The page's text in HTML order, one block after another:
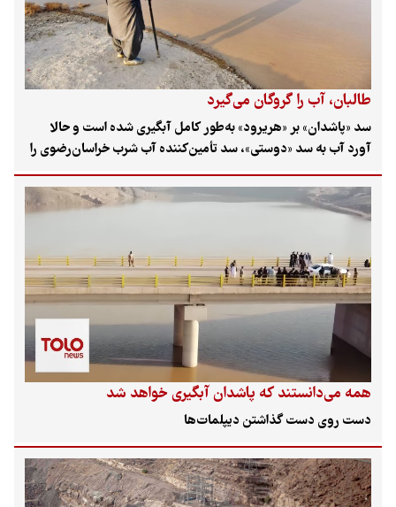
طالبان، آب را گروگان می‌گیرد
سد «پاشدان» بر «هریرود» به‌طور کامل آبگیری شده است و حالا
آورد آب به سد «دوستی»، سد تأمین‌کننده آب شرب خراسان‌رضوی را
تا حدود قابل‌توجهی کاهش داده است. هم‌زمان خبرها حاکی از
شروع برنامه‌ریزی برای سد جدیدی بر خاشرود است. همچنین،
خبرهای نگران‌کننده‌ای از برنامه‌ریزی برای توسعه سد «قلعه‌افضل» و
آب ایران اقدام‌های طالبان را خلاف عرف بین‌الملل و حسن همسایگی
می‌خواند، اما دیپلماسی آب کشور حتی در هیرمند نیز با وجود داشتن
معاهده، برای تأمین حقابه موفق نبوده است. کارشناسان می‌گویند
اعداد و سازه‌های آبی افغانستان خبرهای خوشی برای ایران نخواهند
داشت. در «هیرمند» نوع سازه و در «فراه‌رود» حجم سازه نشان
می‌دهد حداقل در نیمه پایینی مرز با افغانستان، روزهای تاریکی را
باید برای سیستان متصور باشیم؛ چون امکان انحراف همه آب در
توسعه سازه‌های آبی در «خاشرود» را هم که شروع کرده است.
همه می‌دانستند که پاشدان آبگیری خواهد شد
دست روی دست گذاشتن دیپلمات‌ها